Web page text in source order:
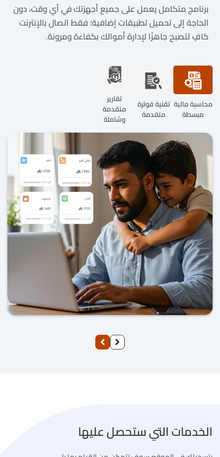
برنامج متكامل يعمل على جميع أجهزتك في أي وقت، دون
الحاجة إلى تحميل تطبيقات إضافية؛ فقط اتصال بالإنترنت
كافٍ لتصبح جاهزًا لإدارة أموالك بكفاءة ومرونة.
محاسبة مالية مبسطة
محاسبة مالية
مبسطة
تقنية فوترة متقدمة
تقنية فوترة
متقدمة
تقارير متقدمة وشاملة
تقارير
متقدمة
وشاملة
السابق
التالي
الخدمات التي ستحصل عليها